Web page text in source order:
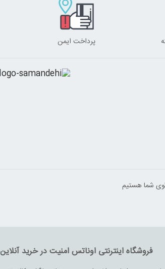
پرداخت ایمن
فروشگاه اینترنتی اوناتس امنیت در خرید آنلاین